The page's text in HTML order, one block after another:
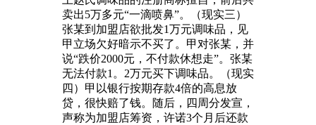
卖出5万多元“一滴喷鼻”。（现实三）
张某到加盟店欲批发1万元调味品，见
甲立场欠好暗示不买了。甲对张某，并
说“跌价2000元，不付款休想走”。张某
无法付款1。2万元买下调味品。（现实
四）甲以银行按期存款4倍的高息放
贷，很快赔了钱。随后，四周分发宣，
声称为加盟店筹资，许诺3个月后还款